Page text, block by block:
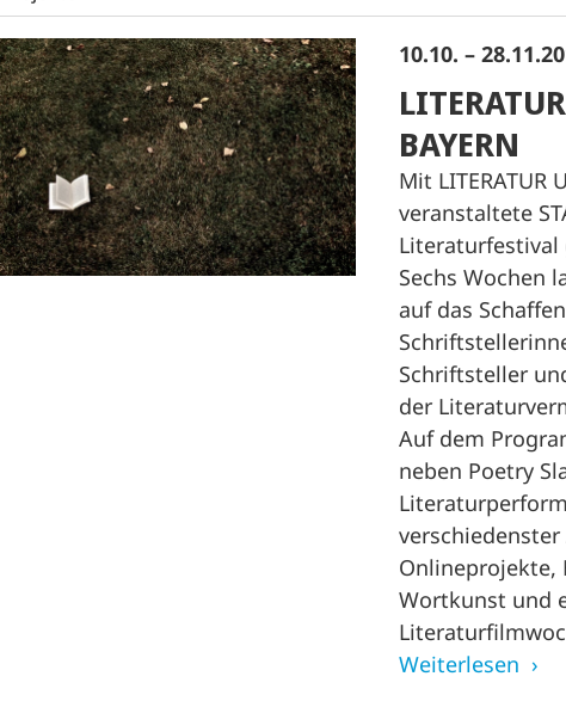
10.10. –
BAYERN
Mit LITERATUR
veranstaltete
Literaturfestival
Sechs Wochen
auf das
Schriftsteller
der
Auf dem
neben Poetry
Onlineprojekte,
Wortkunst und
Weiterlesen